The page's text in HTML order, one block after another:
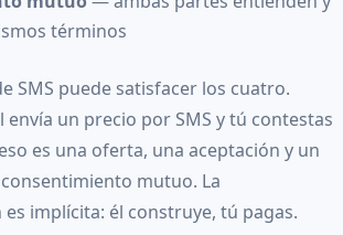
términos
SMS puede satisfacer los cuatro.
envía un precio por SMS y tú contestas
es una oferta, una aceptación y un
mutuo. La
implícita: él construye, tú pagas.